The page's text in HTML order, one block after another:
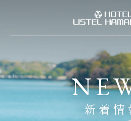
新着
ご宿泊予約
ご予約確認・変更
ご予約のキャンセル